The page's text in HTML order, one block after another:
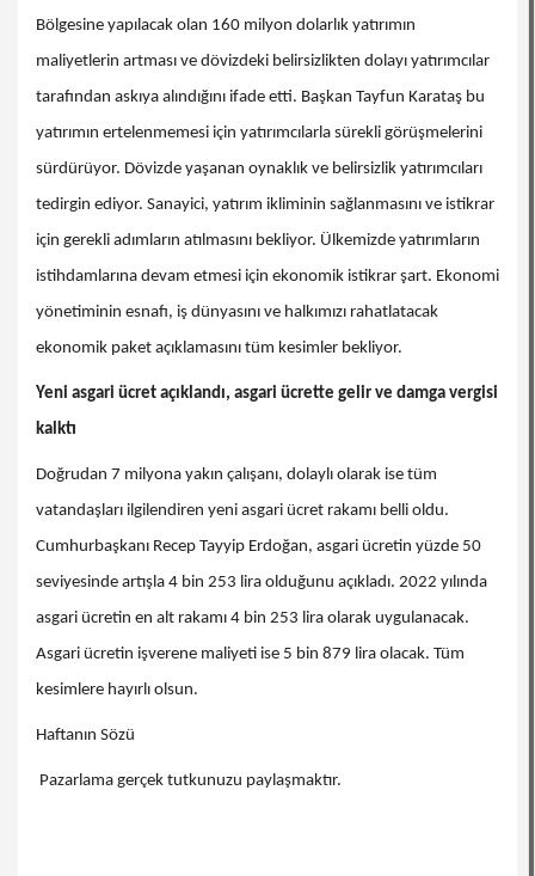
Bölgesine yapılacak olan 160 milyon dolarlık yatırımın
maliyetlerin artması ve dövizdeki belirsizlikten dolayı yatırımcılar
tarafından askıya alındığını ifade etti. Başkan Tayfun Karataş bu
yatırımın ertelenmemesi için yatırımcılarla sürekli görüşmelerini
sürdürüyor. Dövizde yaşanan oynaklık ve belirsizlik yatırımcıları
tedirgin ediyor. Sanayici, yatırım ikliminin sağlanmasını ve istikrar
için gerekli adımların atılmasını bekliyor. Ülkemizde yatırımların
istihdamlarına devam etmesi için ekonomik istikrar şart. Ekonomi
yönetiminin esnafı, iş dünyasını ve halkımızı rahatlatacak
ekonomik paket açıklamasını tüm kesimler bekliyor.
Yeni asgari ücret açıklandı, asgari ücrette gelir ve damga vergisi
kalktı
Doğrudan 7 milyona yakın çalışanı, dolaylı olarak ise tüm
vatandaşları ilgilendiren yeni asgari ücret rakamı belli oldu.
Cumhurbaşkanı Recep Tayyip Erdoğan, asgari ücretin yüzde 50
seviyesinde artışla 4 bin 253 lira olduğunu açıkladı. 2022 yılında
asgari ücretin en alt rakamı 4 bin 253 lira olarak uygulanacak.
Asgari ücretin işverene maliyeti ise 5 bin 879 lira olacak. Tüm
kesimlere hayırlı olsun.
Haftanın Sözü
Pazarlama gerçek tutkunuzu paylaşmaktır.